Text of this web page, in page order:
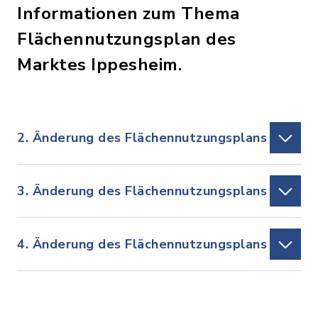
Informationen zum Thema
Flächennutzungsplan des
Marktes Ippesheim.
2. Änderung des Flächennutzungsplans
3. Änderung des Flächennutzungsplans
4. Änderung des Flächennutzungsplans